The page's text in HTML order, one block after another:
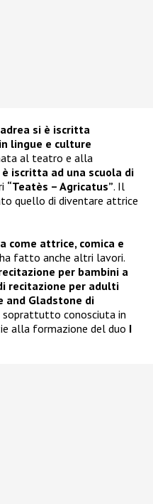
si è iscritta
lingue e culture
al teatro e alla
è iscritta ad una scuola di
“Teatès – Agricatus”. Il
quello di diventare attrice
come attrice, comica e
fatto anche altri lavori.
per bambini a
recitazione per adulti
and Gladstone di
soprattutto conosciuta in
alla formazione del duo I